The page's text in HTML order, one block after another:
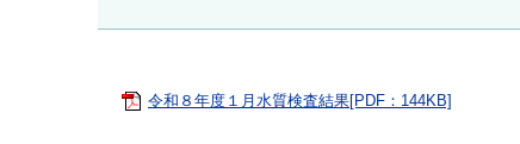
令和８年度１月水質検査結果[PDF：144KB]